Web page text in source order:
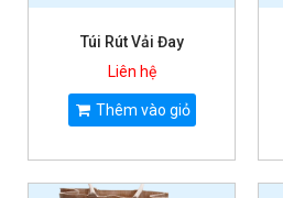
Túi Rút Vải Đay
Liên hệ
Thêm vào giỏ